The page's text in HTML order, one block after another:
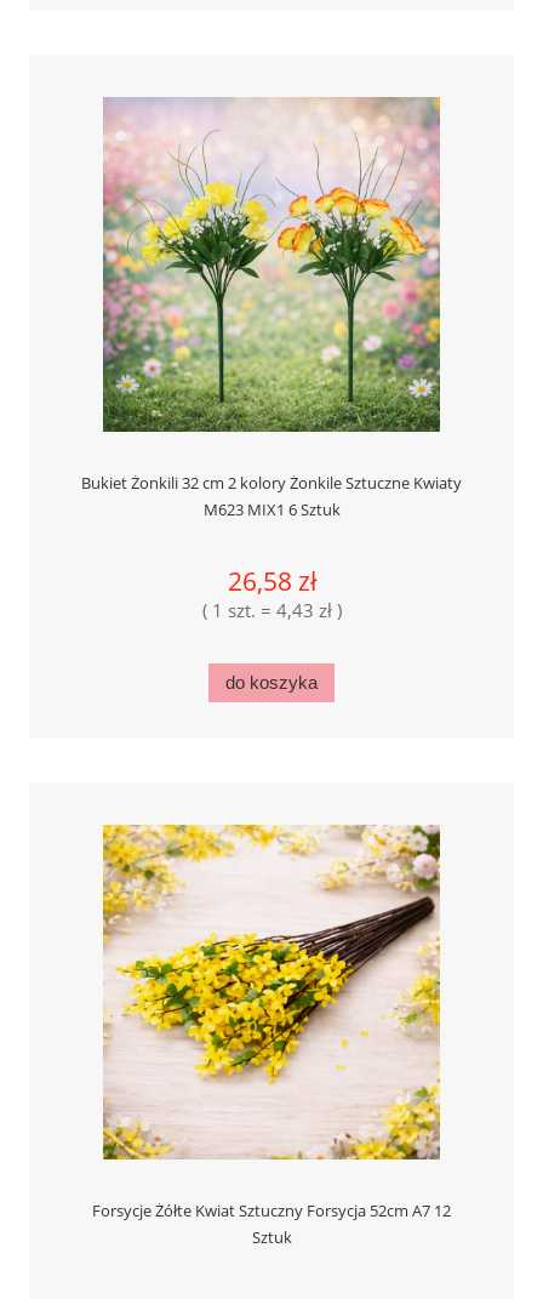
Bukiet Żonkili 32 cm 2 kolory Żonkile Sztuczne Kwiaty
M623 MIX1 6 Sztuk
26,58 zł
( 1 szt. = 4,43 zł )
do koszyka
Forsycje Żółte Kwiat Sztuczny Forsycja 52cm A7 12
Sztuk